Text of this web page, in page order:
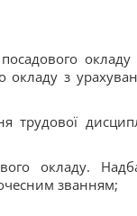
окладу
окладу з
трудової
окладу.
званням;